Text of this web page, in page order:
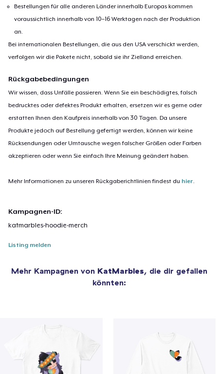
Bestellungen für alle anderen Länder innerhalb Europas kommen
voraussichtlich innerhalb von 10–16 Werktagen nach der Produktion
an.
Bei internationalen Bestellungen, die aus den USA verschickt werden,
verfolgen wir die Pakete nicht, sobald sie ihr Zielland erreichen.
Rückgabebedingungen
Wir wissen, dass Unfälle passieren. Wenn Sie ein beschädigtes, falsch
bedrucktes oder defektes Produkt erhalten, ersetzen wir es gerne oder
erstatten Ihnen den Kaufpreis innerhalb von 30 Tagen. Da unsere
Produkte jedoch auf Bestellung gefertigt werden, können wir keine
Rücksendungen oder Umtausche wegen falscher Größen oder Farben
akzeptieren oder wenn Sie einfach Ihre Meinung geändert haben.
Mehr Informationen zu unseren Rückgaberichtlinien findest du hier
Kampagnen-ID:
katmarbles-hoodie-merch
Listing melden
Mehr Kampagnen von KatMarbles, die dir gefallen
könnten: